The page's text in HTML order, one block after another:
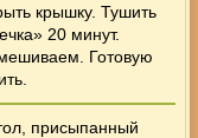
крышку. Тушить
20 минут.
Готовую
присыпанный